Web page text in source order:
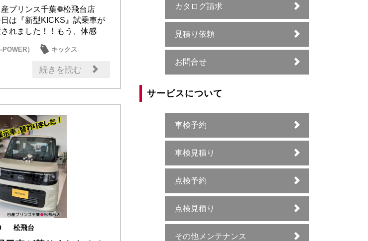
産プリンス千葉❁松飛台店
は『新型KICKS』試乗車が
れました！！もう、体感
）
キックス
新型車 日産のお店
続きを読む
松飛台
カタログ請求
見積り依頼
お問合せ
サービスについて
車検予約
車検見積り
点検予約
点検見積り
その他メンテナンス